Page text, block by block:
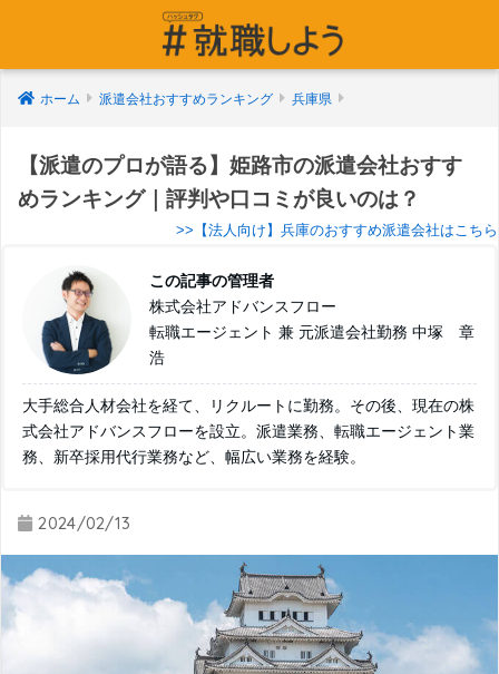
ホーム 派遣会社おすすめランキング 兵庫県
【派遣のプロが語る】姫路市の派遣会社おすす
めランキング｜評判や口コミが良いのは？
>>【法人向け】兵庫のおすすめ派遣会社はこちら
この記事の管理者
株式会社アドバンスフロー
転職エージェント 兼 元派遣会社勤務 中塚 章
浩
大手総合人材会社を経て、リクルートに勤務。その後、現在の株
式会社アドバンスフローを設立。派遣業務、転職エージェント業
務、新卒採用代行業務など、幅広い業務を経験。
2024/02/13